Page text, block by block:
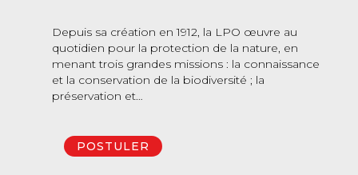
Depuis sa création en 1912, la LPO œuvre au
quotidien pour la protection de la nature, en
menant trois grandes missions : la connaissance
et la conservation de la biodiversité ; la
préservation et…
POSTULER